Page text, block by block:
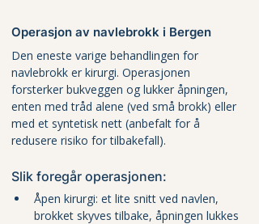
Operasjon av navlebrokk i Bergen
Den eneste varige behandlingen for
navlebrokk er kirurgi. Operasjonen
forsterker bukveggen og lukker åpningen,
enten med tråd alene (ved små brokk) eller
med et syntetisk nett (anbefalt for å
redusere risiko for tilbakefall).
Slik foregår operasjonen:
Åpen kirurgi: et lite snitt ved navlen,
brokket skyves tilbake, åpningen lukkes